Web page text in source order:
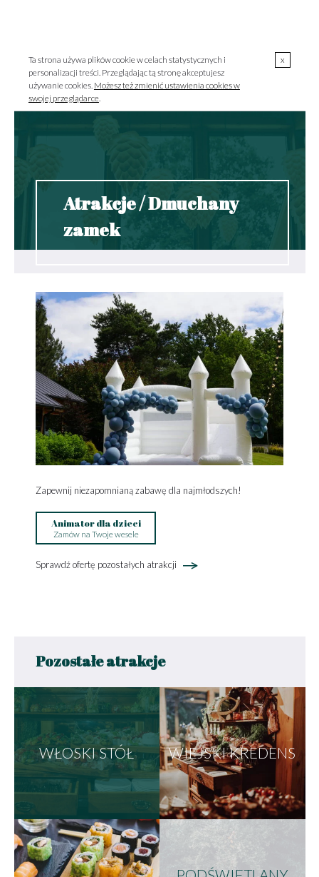
Ta strona używa plików cookie w celach statystycznych i
personalizacji treści. Przeglądając tą stronę akceptujesz
używanie cookies. Możesz też zmienić ustawienia cookies w
swojej przeglądarce.
x
szklarnia@szklarniagrodzisk.pl
Atrakcje / Dmuchany
zamek
Zapewnij niezapomnianą zabawę dla najmłodszych!
Animator dla dzieci
Zamów na Twoje wesele
Sprawdź ofertę pozostałych atrakcji
Pozostałe atrakcje
WŁOSKI STÓŁ WIEJSKI KREDENS